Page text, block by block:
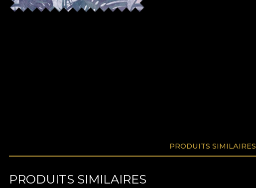
PRODUITS SIMILAIRES
PRODUITS SIMILAIRES